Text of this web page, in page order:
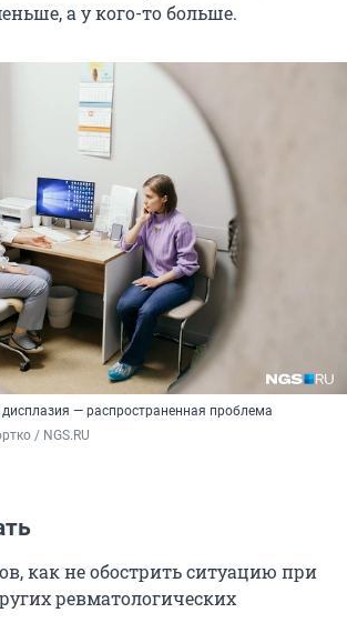
а у кого-то больше.
— распространенная проблема
/ NGS.RU
как не обострить ситуацию при
ревматологических